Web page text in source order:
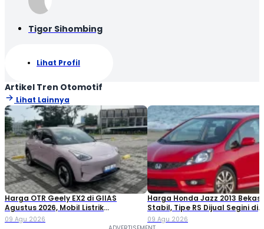
Tigor Sihombing
Lihat Profil
Artikel Tren Otomotif
Lihat Lainnya
Harga OTR Geely EX2 di GIIAS
Agustus 2026, Mobil Listrik
Penantang BYD Atto 1
09 Agu 2026
Harga Honda Jazz 2013 Bekas
Stabil, Tipe RS Dijual Segini di
Pasaran!
09 Agu 2026